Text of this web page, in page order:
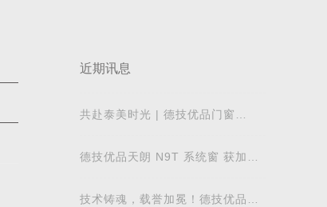
近期讯息
共赴泰美时光 | 德技优品门窗
德技优品天朗 N9T 系统窗 获加拿
技术铸魂，载誉加冕！德技优品门